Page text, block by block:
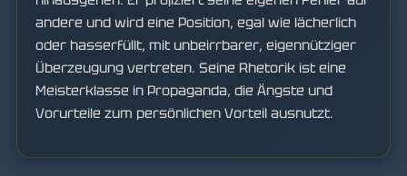
andere und wird eine Position, egal wie lächerlich
oder hasserfüllt, mit unbeirrbarer, eigennütziger
Überzeugung vertreten. Seine Rhetorik ist eine
Meisterklasse in Propaganda, die Ängste und
Vorurteile zum persönlichen Vorteil ausnutzt.